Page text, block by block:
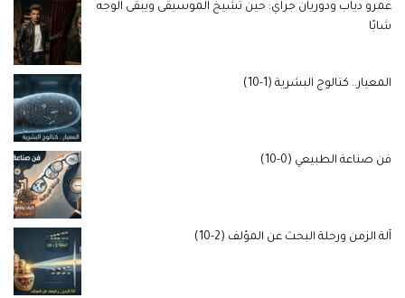
عمرو دياب ودوريان جراي: حين تشيخ الموسيقى ويبقى الوجه
شابًا
المعيار.. كتالوج البشرية (1-10)
فن صناعة الطبيعي (0-10)
آلة الزمن ورحلة البحث عن المؤلف (2-10)